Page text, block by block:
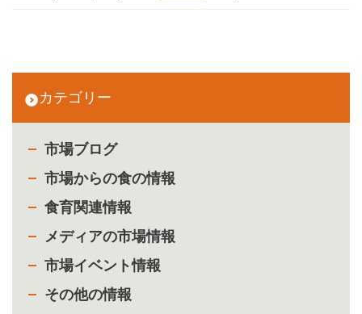
カテゴリー
市場ブログ
市場からの食の情報
食育関連情報
メディアの市場情報
市場イベント情報
その他の情報